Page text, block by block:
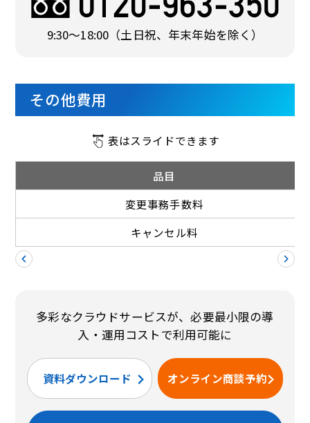
9:30〜18:00 （土日祝、年末年始を除く）
その他費用
表はスライドできます
品目
変更事務手数料
キャンセル料
多彩なクラウドサービスが、必要最小限の導
入・運用コストで利用可能に
資料ダウンロード オンライン商談予約